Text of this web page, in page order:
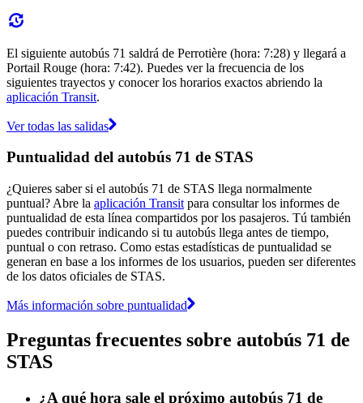
El siguiente autobús 71 saldrá de Perrotière (hora: 7:28) y llegará a
Portail Rouge (hora: 7:42). Puedes ver la frecuencia de los
siguientes trayectos y conocer los horarios exactos abriendo la
aplicación Transit.
Ver todas las salidas
Puntualidad del autobús 71 de STAS
¿Quieres saber si el autobús 71 de STAS llega normalmente
puntual? Abre la aplicación Transit para consultar los informes de
puntualidad de esta línea compartidos por los pasajeros. Tú también
puedes contribuir indicando si tu autobús llega antes de tiempo,
puntual o con retraso. Como estas estadísticas de puntualidad se
generan en base a los informes de los usuarios, pueden ser diferentes
de los datos oficiales de STAS.
Más información sobre puntualidad
Preguntas frecuentes sobre autobús 71 de
STAS
¿A qué hora sale el próximo autobús 71 de